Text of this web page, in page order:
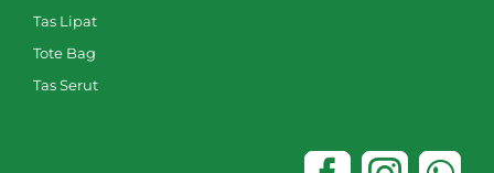
Tas Lipat
Tote Bag
Tas Serut